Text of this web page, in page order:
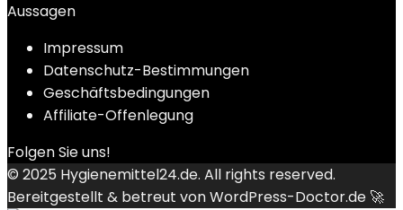
Aussagen
Impressum
Datenschutz-Bestimmungen
Geschäftsbedingungen
Affiliate-Offenlegung
Folgen Sie uns!
© 2025 Hygienemittel24.de. All rights reserved.
Bereitgestellt & betreut vonWordPress-Doctor.de 🚀